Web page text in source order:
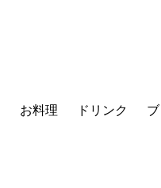
お料理 ドリンク